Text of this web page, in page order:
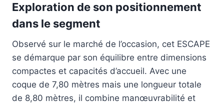
Exploration de son positionnement
dans le segment
Observé sur le marché de l’occasion, cet ESCAPE
se démarque par son équilibre entre dimensions
compactes et capacités d’accueil. Avec une
coque de 7,80 mètres mais une longueur totale
de 8,80 mètres, il combine manœuvrabilité et